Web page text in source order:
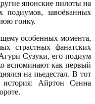
японские пилоты на
подиумов, завоёванных
гонку.
особенных момента,
страстных фанатских
Сузуки, его подиум
вспоминают как первый
на пьедестал. В тот
история: Айртон Сенна